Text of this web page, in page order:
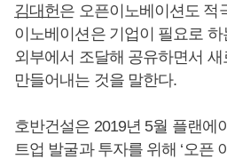
김대헌은 오픈이노베이션도 적
이노베이션은 기업이 필요로
외부에서 조달해 공유하면서
만들어내는 것을 말한다.
호반건설은 2019년 5월 플랜에
트업 발굴과 투자를 위해 ‘오픈